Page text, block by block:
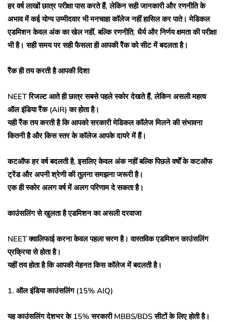
हर वर्ष लाखों छात्र परीक्षा पास करते हैं, लेकिन सही जानकारी और रणनीति के
अभाव में कई योग्य उम्मीदवार भी मनचाहा कॉलेज नहीं हासिल कर पाते। मेडिकल
एडमिशन केवल अंक का खेल नहीं, बल्कि रणनीति, धैर्य और निर्णय क्षमता की परीक्षा
भी है। सही समय पर सही फैसला ही आपकी रैंक को सीट में बदलता है।
रैंक ही तय करती है आपकी दिशा
NEET रिजल्ट आते ही छात्र सबसे पहले स्कोर देखते हैं, लेकिन असली महत्व
ऑल इंडिया रैंक (AIR) का होता है।
यही रैंक तय करती है कि आपको सरकारी मेडिकल कॉलेज मिलने की संभावना
कितनी है और किस स्तर के कॉलेज आपके दायरे में हैं।
कटऑफ हर वर्ष बदलती है, इसलिए केवल अंक नहीं बल्कि पिछले वर्षों के कटऑफ
ट्रेंड और अपनी श्रेणी की तुलना समझना जरूरी है।
एक ही स्कोर अलग वर्ष में अलग परिणाम दे सकता है।
काउंसलिंग से खुलता है एडमिशन का असली दरवाजा
NEET क्वालिफाई करना केवल पहला चरण है। वास्तविक एडमिशन काउंसलिंग
प्रक्रिया से होता है।
यहीं तय होता है कि आपकी मेहनत किस कॉलेज में बदलती है।
1. ऑल इंडिया काउंसलिंग (15% AIQ)
यह काउंसलिंग देशभर के 15% सरकारी MBBS/BDS सीटों के लिए होती है।